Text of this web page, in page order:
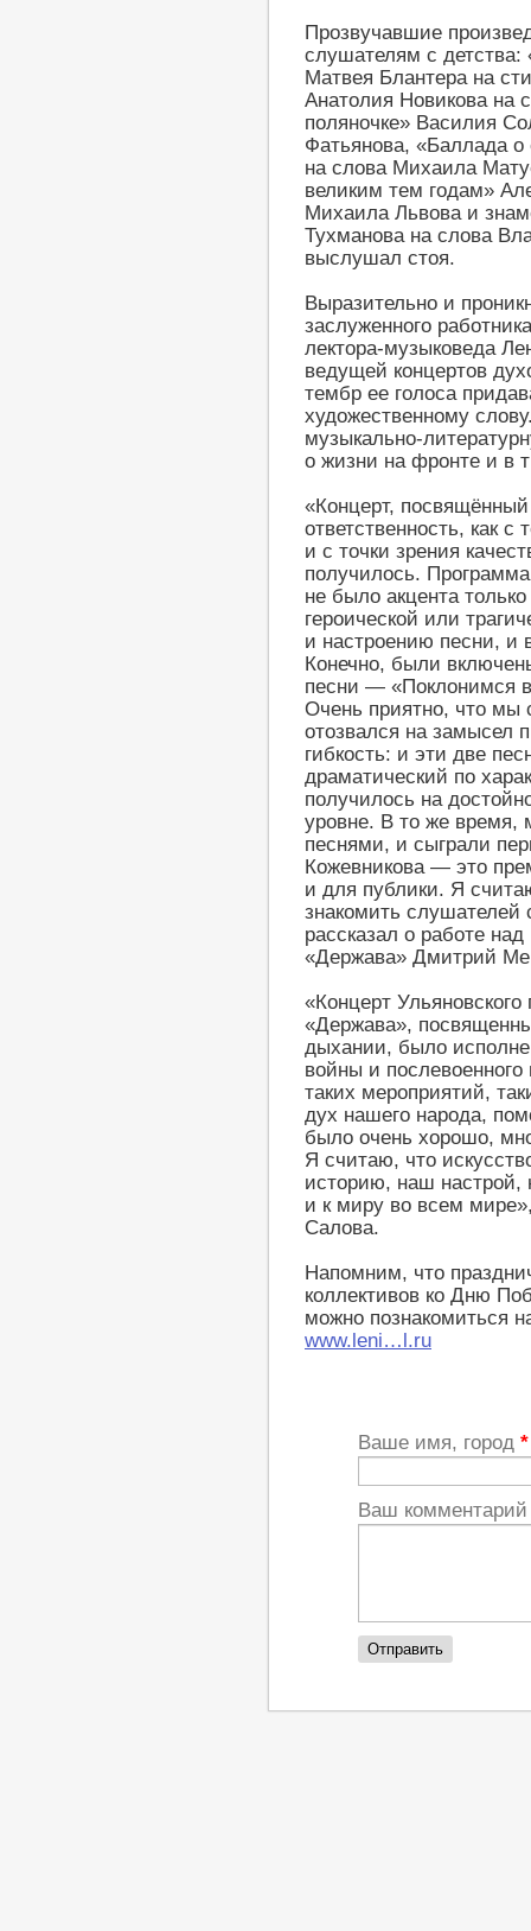
Прозвучавшие
слушателям с детства:
Матвея Блантера на
Анатолия Новикова на
поляночке» Василия
Фатьянова, «Баллада
на слова Михаила
великим тем годам»
Михаила Львова и
Тухманова на слова
выслушал стоя.
Выразительно и
заслуженного
лектора-музыковеда
ведущей концертов
тембр ее голоса
художественному
музыкально-
о жизни на фронте и в
«Концерт,
ответственность, как
и с точки зрения
получилось.
не было акцента
героической или
и настроению песни, и
Конечно, были
песни — «Поклонимся
Очень приятно, что мы
отозвался на замысел
гибкость: и эти две
драматический по
получилось на
уровне. В то же время,
песнями, и сыграли
Кожевникова — это
и для публики. Я
знакомить
рассказал о работе
«Держава» Дмитрий
«Концерт Ульяновского
«Держава»,
дыхании, было
войны и
таких мероприятий,
дух нашего народа,
было очень хорошо,
Я считаю, что
историю, наш
и к миру во всем
Салова.
Напомним, что
коллективов ко Дню
можно познакомиться
www.leni…l.ru
Ваше имя, город *
Ваш